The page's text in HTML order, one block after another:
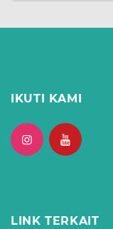
IKUTI KAMI
LINK TERKAIT